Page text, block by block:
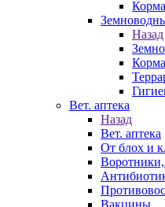
Корма
Назад
Корма
Вет. аптека
Назад
Вет. аптека
От блох и
Вакцины